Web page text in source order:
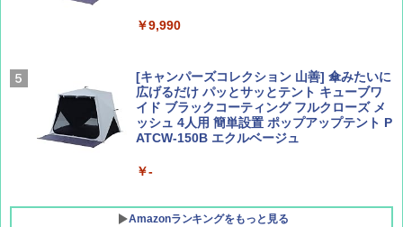
￥1,760
￥1,540
￥9,990
[キャンパーズコレクション 山善] 傘みたいに
広げるだけ パッとサッとテント キューブワ
イド ブラックコーティング フルクローズ メ
ッシュ 4人用 簡単設置 ポップアップテント P
ATCW-150B エクルベージュ
￥-
Amazonランキングをもっと見る